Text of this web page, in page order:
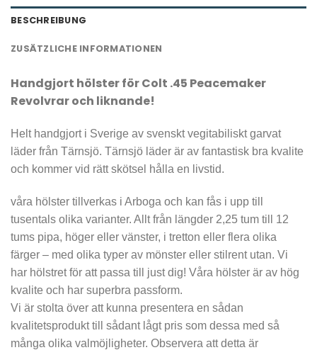
BESCHREIBUNG
ZUSÄTZLICHE INFORMATIONEN
Handgjort hölster för Colt .45 Peacemaker
Revolvrar och liknande!
Helt handgjort i Sverige av svenskt vegitabiliskt garvat
läder från Tärnsjö. Tärnsjö läder är av fantastisk bra kvalite
och kommer vid rätt skötsel hålla en livstid.
våra hölster tillverkas i Arboga och kan fås i upp till
tusentals olika varianter. Allt från längder 2,25 tum till 12
tums pipa, höger eller vänster, i tretton eller flera olika
färger – med olika typer av mönster eller stilrent utan. Vi
har hölstret för att passa till just dig! Våra hölster är av hög
kvalite och har superbra passform.
Vi är stolta över att kunna presentera en sådan
kvalitetsprodukt till sådant lågt pris som dessa med så
många olika valmöjligheter. Observera att detta är